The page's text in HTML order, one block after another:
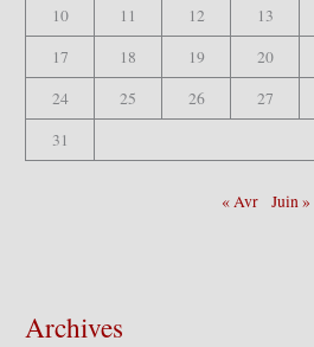
10
11 12 13
17
18 19 20
24
25 26 27
31
« Avr Juin »
Archives